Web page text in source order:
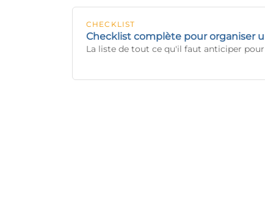
CHECKLIST
Checklist complète pour organiser
La liste de tout ce qu'il faut anticiper